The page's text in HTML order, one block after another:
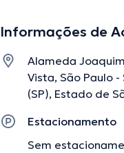
Informações de
Alameda
Vista, São Paulo -
(SP), Estado de
Estacionamento
Sem